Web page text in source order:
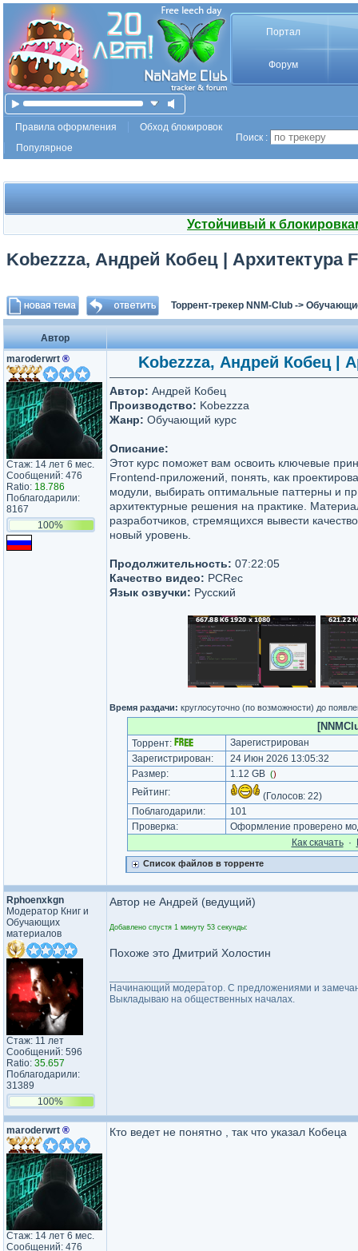
Портал
Форум
Правила оформления
Обход блокировок
Популярное
Поиск :
Устойчивый к
Kobezzza, Андрей Кобец | Архитектура
Торрент-трекер NNM-Club ->
Автор
maroderwrt ®
Стаж: 14 лет 6 мес.
Сообщений: 476
Ratio: 18.786
Поблагодарили:
8167
100%
Kobezzza, Андрей Кобец |
Автор: Андрей Кобец
Производство: Kobezzza
Жанр: Обучающий курс
Описание:
Этот курс поможет вам освоить ключевые
Frontend‑приложений, понять, как
модули, выбирать оптимальные паттерны и
архитектурные решения на практике.
разработчиков, стремящихся вывести
новый уровень.
Продолжительность: 07:22:05
Качество видео: PCRec
Язык озвучки: Русский
Время раздачи: круглосуточно (по возможности) до
Торрент:
Зарегистрирован
Зарегистрирован:
24 Июн 2026 13:05:32
Размер:
1.12 GB ()
Рейтинг: (Голосов: 22)
Поблагодарили:
101
Проверка:
Оформление проверено
Как cкачать·
Список файлов в торренте
Rphoenxkgn
Модератор Книг и
Обучающих
материалов
Стаж: 11 лет
Сообщений: 596
Ratio: 35.657
Поблагодарили:
31389
100%
Автор не Андрей (ведущий)
Добавлено спустя 1 минуту 53 секунды:
Похоже это Дмитрий Холостин
Начинающий модератор. С предложениями и
Выкладываю на общественных началах.
maroderwrt ®
Стаж: 14 лет 6 мес.
Сообщений: 476
Кто ведет не понятно , так что указал Кобеца